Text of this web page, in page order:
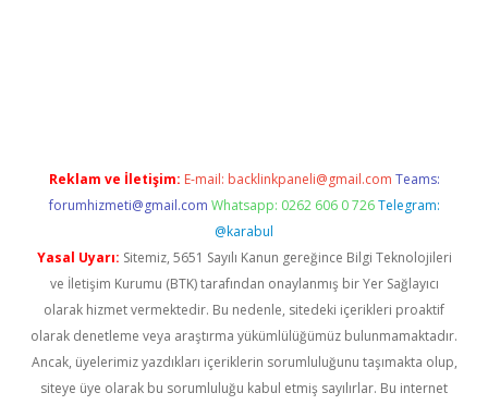
Reklam ve İletişim: E-mail: backlinkpaneli@gmail.com Teams:
forumhizmeti@gmail.com Whatsapp: 0262 606 0 726 Telegram:
@karabul
Yasal Uyarı: Sitemiz, 5651 Sayılı Kanun gereğince Bilgi Teknolojileri
ve İletişim Kurumu (BTK) tarafından onaylanmış bir Yer Sağlayıcı
olarak hizmet vermektedir. Bu nedenle, sitedeki içerikleri proaktif
olarak denetleme veya araştırma yükümlülüğümüz bulunmamaktadır.
Ancak, üyelerimiz yazdıkları içeriklerin sorumluluğunu taşımakta olup,
siteye üye olarak bu sorumluluğu kabul etmiş sayılırlar. Bu internet